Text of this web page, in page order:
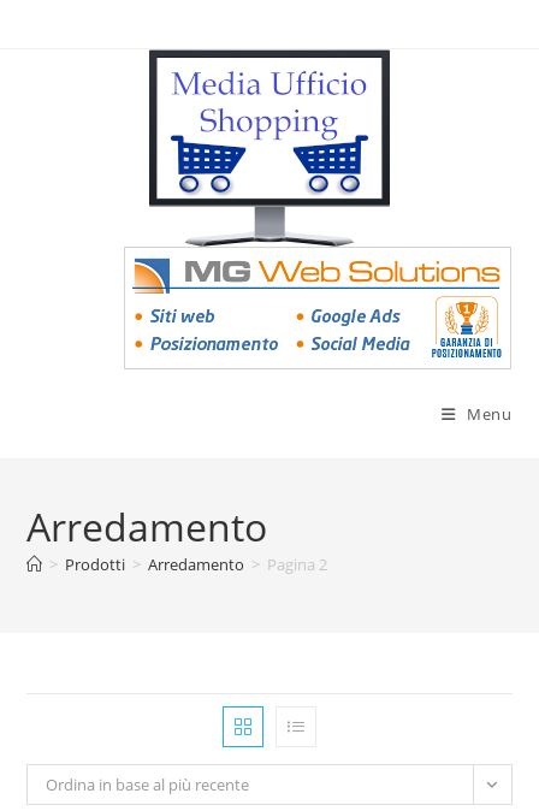
Menu
Arredamento
> Prodotti > Arredamento > Pagina 2
Ordina in base al più recente